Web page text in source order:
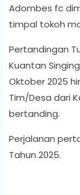
Adombes fc
timpal tokoh
Pertandingan
Kuantan
Oktober 2025
Tim/Desa dari
bertanding.
Perjalanan
Tahun 2025.